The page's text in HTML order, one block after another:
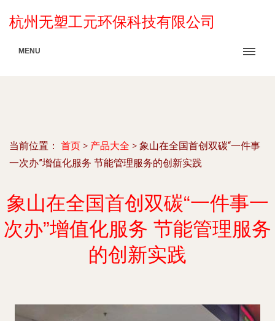
杭州无塑工元环保科技有限公司
MENU
当前位置： 首页 > 产品大全 > 象山在全国首创双碳“一件事
一次办”增值化服务 节能管理服务的创新实践
象山在全国首创双碳“一件事一
次办”增值化服务 节能管理服务
的创新实践